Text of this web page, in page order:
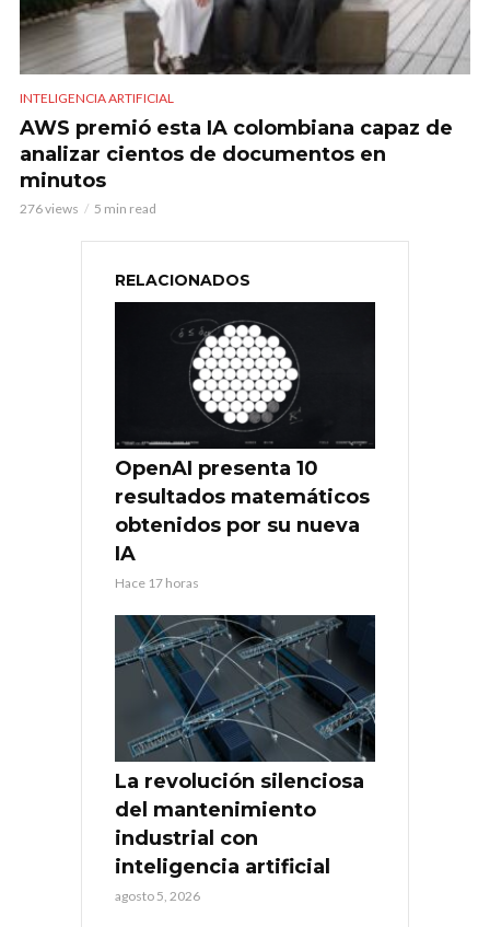
INTELIGENCIA ARTIFICIAL
AWS premió esta IA colombiana capaz de
analizar cientos de documentos en
minutos
276 views 5 min read
RELACIONADOS
OpenAI presenta 10
resultados matemáticos
obtenidos por su nueva
IA
Hace 17 horas
La revolución silenciosa
del mantenimiento
industrial con
inteligencia artificial
agosto 5, 2026